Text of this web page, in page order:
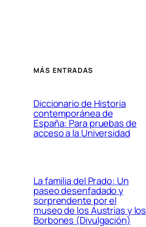
MÁS ENTRADAS
Diccionario de Historia
contemporánea de
España: Para pruebas de
acceso a la Universidad
La familia del Prado: Un
paseo desenfadado y
sorprendente por el
museo de los Austrias y los
Borbones (Divulgación)